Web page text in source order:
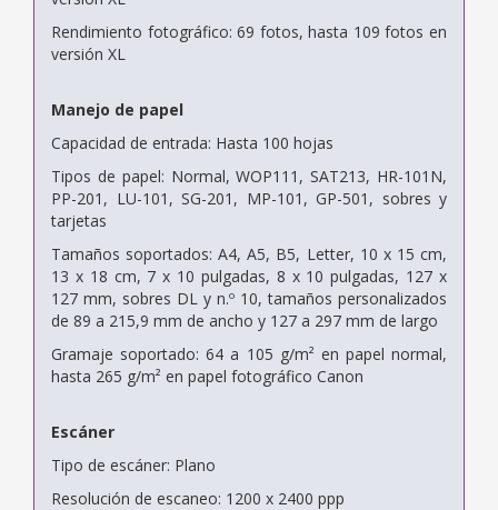
Rendimiento fotográfico: 69 fotos, hasta 109 fotos en
versión XL
Manejo de papel
Capacidad de entrada: Hasta 100 hojas
Tipos de papel: Normal, WOP111, SAT213, HR-101N,
PP-201, LU-101, SG-201, MP-101, GP-501, sobres y
tarjetas
Tamaños soportados: A4, A5, B5, Letter, 10 x 15 cm,
13 x 18 cm, 7 x 10 pulgadas, 8 x 10 pulgadas, 127 x
127 mm, sobres DL y n.º 10, tamaños personalizados
de 89 a 215,9 mm de ancho y 127 a 297 mm de largo
Gramaje soportado: 64 a 105 g/m² en papel normal,
hasta 265 g/m² en papel fotográfico Canon
Escáner
Tipo de escáner: Plano
Resolución de escaneo: 1200 x 2400 ppp